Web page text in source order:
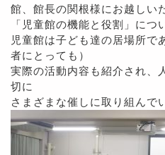
館、館長の関根様にお越しい
「児童館の機能と役割」につ
児童館は子ども達の居場所で
者にとっても）
実際の活動内容も紹介され、
切に
さまざまな催しに取り組んで